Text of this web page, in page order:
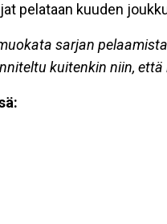
pelataan kuuden
sarjan
kuitenkin niin,